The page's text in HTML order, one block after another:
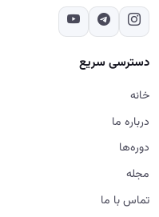
دسترسی سریع
خانه
درباره ما
دوره‌ها
مجله
تماس با ما